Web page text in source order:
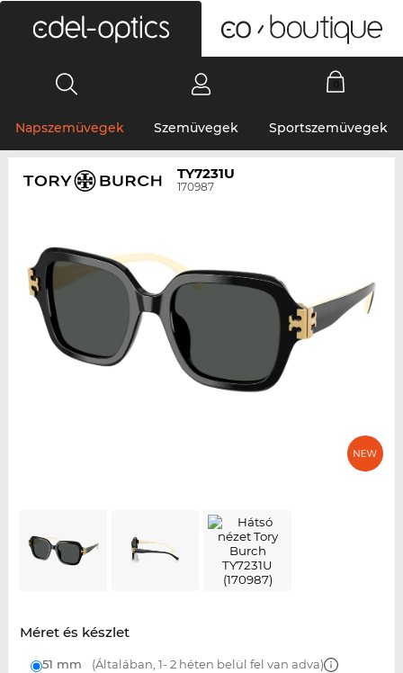
Napszemüvegek Szemüvegek Sportszemüvegek
TY7231U
170987
Méret és készlet
51 mm (Általában, 1- 2 héten belül fel van adva)